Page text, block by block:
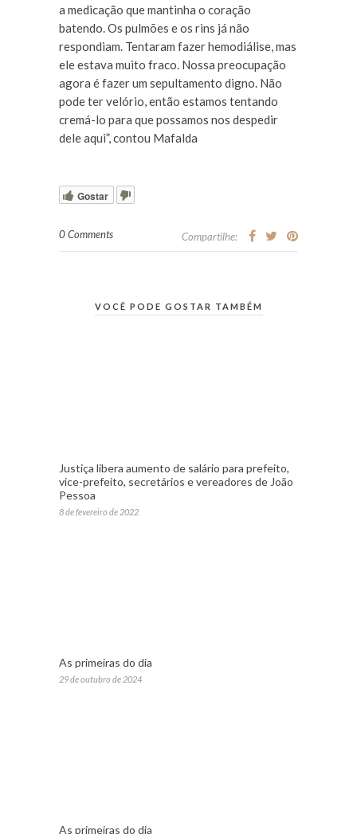
a medicação que mantinha o coração
batendo. Os pulmões e os rins já não
respondiam. Tentaram fazer hemodiálise, mas
ele estava muito fraco. Nossa preocupação
agora é fazer um sepultamento digno. Não
pode ter velório, então estamos tentando
cremá-lo para que possamos nos despedir
dele aqui”, contou Mafalda
Gostar
0 Comments Compartilhe:
VOCÊ PODE GOSTAR TAMBÉM
Justiça libera aumento de salário para prefeito,
vice-prefeito, secretários e vereadores de João
Pessoa
8 de fevereiro de 2022
As primeiras do dia
29 de outubro de 2024
As primeiras do dia